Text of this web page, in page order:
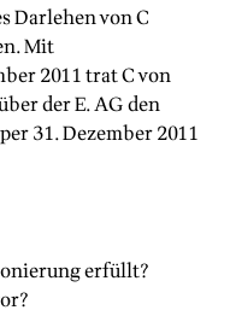
Darlehen von C
Mit
2011 trat C von
der E. AG den
31. Dezember 2011
erfüllt?